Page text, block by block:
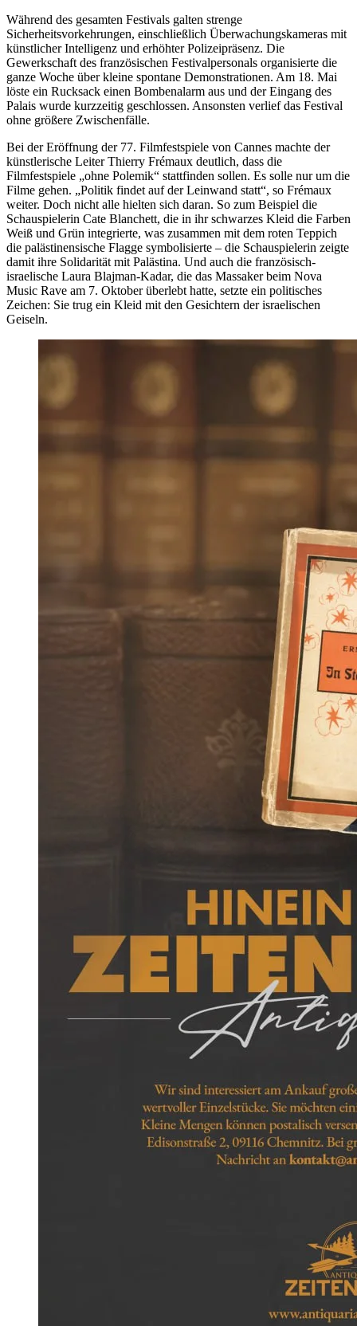
Während des gesamten Festivals galten strenge
Sicherheitsvorkehrungen, einschließlich Überwachungskameras mit
künstlicher Intelligenz und erhöhter Polizeipräsenz. Die
Gewerkschaft des französischen Festivalpersonals organisierte die
ganze Woche über kleine spontane Demonstrationen. Am 18. Mai
löste ein Rucksack einen Bombenalarm aus und der Eingang des
Palais wurde kurzzeitig geschlossen. Ansonsten verlief das Festival
ohne größere Zwischenfälle.
Bei der Eröffnung der 77. Filmfestspiele von Cannes machte der
künstlerische Leiter Thierry Frémaux deutlich, dass die
Filmfestspiele „ohne Polemik“ stattfinden sollen. Es solle nur um die
Filme gehen. „Politik findet auf der Leinwand statt“, so Frémaux
weiter. Doch nicht alle hielten sich daran. So zum Beispiel die
Schauspielerin Cate Blanchett, die in ihr schwarzes Kleid die Farben
Weiß und Grün integrierte, was zusammen mit dem roten Teppich
die palästinensische Flagge symbolisierte – die Schauspielerin zeigte
damit ihre Solidarität mit Palästina. Und auch die französisch-
israelische Laura Blajman-Kadar, die das Massaker beim Nova
Music Rave am 7. Oktober überlebt hatte, setzte ein politisches
Zeichen: Sie trug ein Kleid mit den Gesichtern der israelischen
Geiseln.